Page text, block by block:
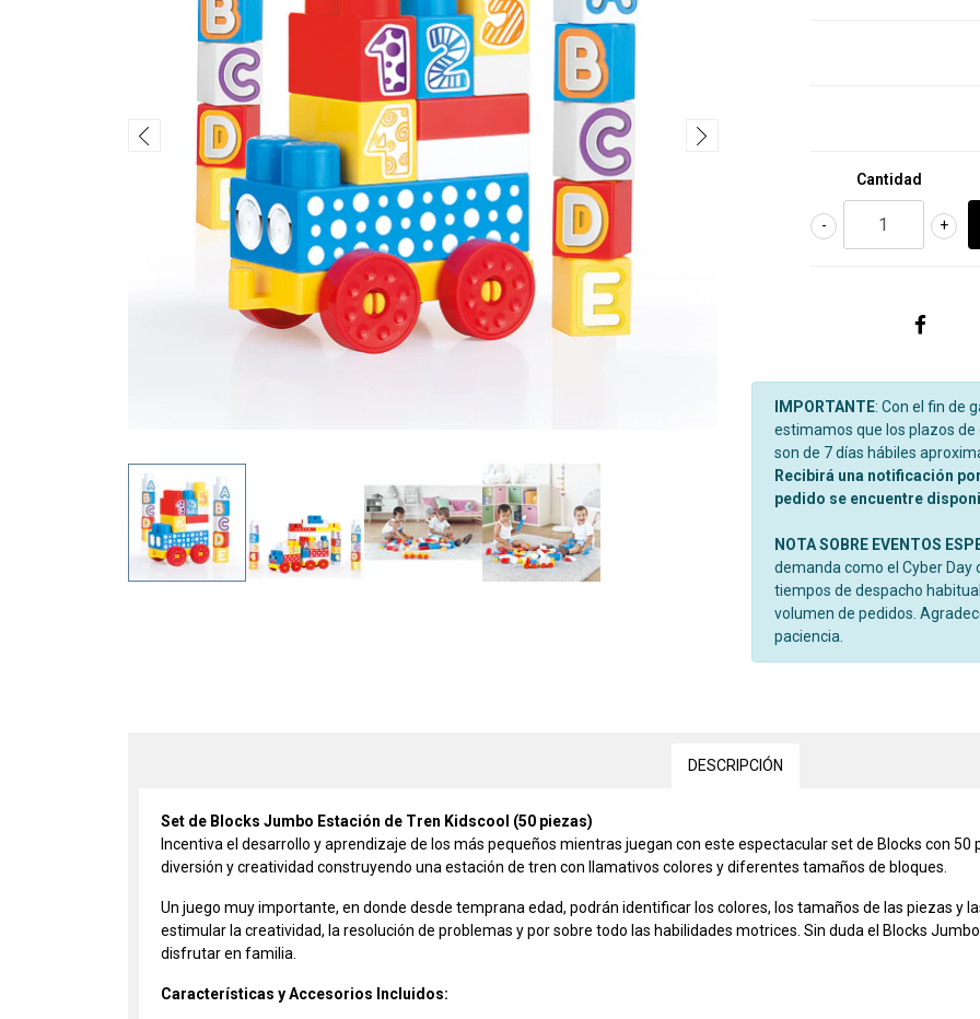
Cantidad
+
-
IMPORTANTE: Con el fin de
estimamos que los plazos
son de 7 días hábiles
Recibirá una notificación
pedido se encuentre
NOTA SOBRE EVENTOS
demanda como el Cyber Day
tiempos de despacho
volumen de pedidos.
paciencia.
DESCRIPCIÓN
Set de Blocks Jumbo Estación de Tren Kidscool (50 piezas)
Incentiva el desarrollo y aprendizaje de los más pequeños mientras juegan con este espectacular set de Blocks con 50
diversión y creatividad construyendo una estación de tren con llamativos colores y diferentes tamaños de bloques.
Un juego muy importante, en donde desde temprana edad, podrán identificar los colores, los tamaños de las piezas y
estimular la creatividad, la resolución de problemas y por sobre todo las habilidades motrices. Sin duda el Blocks
disfrutar en familia.
Características y Accesorios Incluidos: